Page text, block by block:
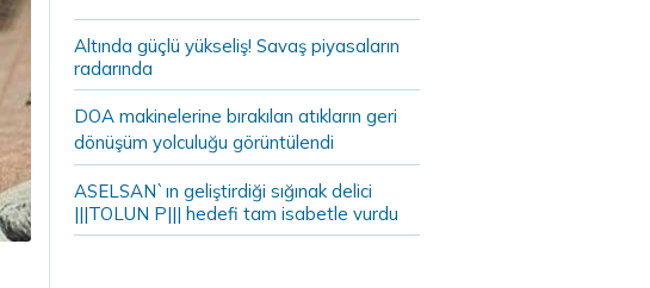
Altında güçlü yükseliş! Savaş piyasaların
radarında
DOA makinelerine bırakılan atıkların geri
dönüşüm yolculuğu görüntülendi
ASELSAN`ın geliştirdiği sığınak delici
|||TOLUN P||| hedefi tam isabetle vurdu